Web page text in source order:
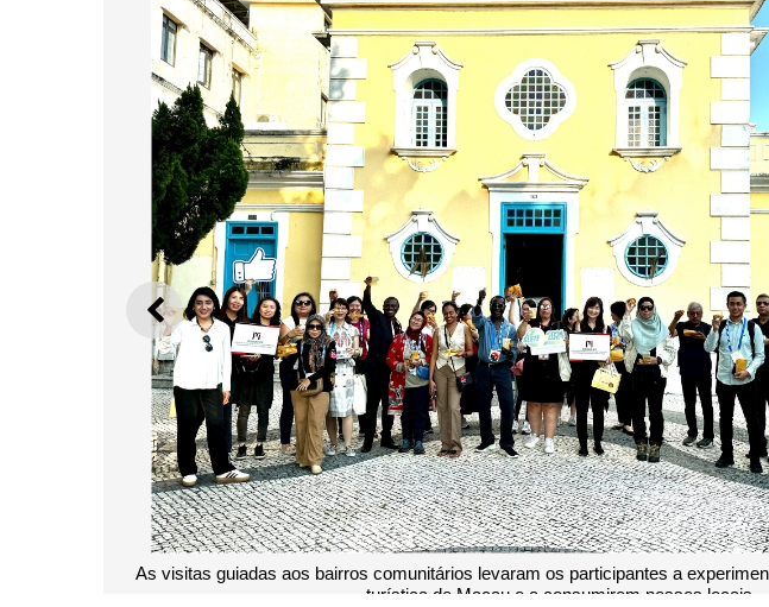
ANTERIOR
As visitas guiadas aos bairros comunitários levaram os participantes a experimentarem
turística de Macau e a consumirem nesses locais.